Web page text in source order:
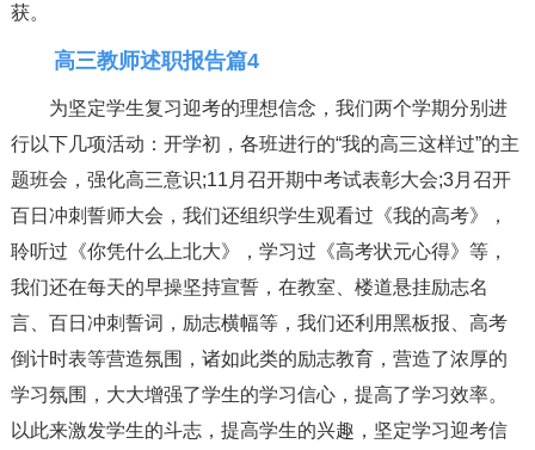
获。
高三教师述职报告篇4
为坚定学生复习迎考的理想信念，我们两个学期分别进
行以下几项活动：开学初，各班进行的“我的高三这样过”的主
题班会，强化高三意识;11月召开期中考试表彰大会;3月召开
百日冲刺誓师大会，我们还组织学生观看过《我的高考》，
聆听过《你凭什么上北大》，学习过《高考状元心得》等，
我们还在每天的早操坚持宣誓，在教室、楼道悬挂励志名
言、百日冲刺誓词，励志横幅等，我们还利用黑板报、高考
倒计时表等营造氛围，诸如此类的励志教育，营造了浓厚的
学习氛围，大大增强了学生的学习信心，提高了学习效率。
以此来激发学生的斗志，提高学生的兴趣，坚定学习迎考信